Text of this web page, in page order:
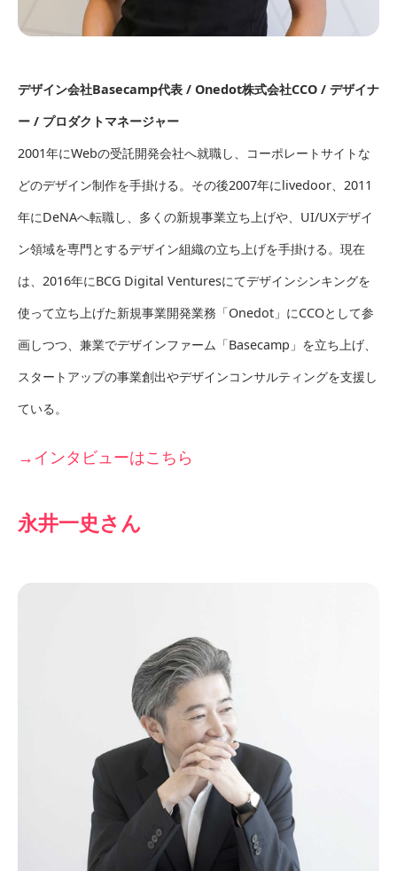
デザイン会社Basecamp代表 / Onedot株式会社CCO / デザイナ
ー / プロダクトマネージャー
2001年にWebの受託開発会社へ就職し、コーポレートサイトな
どのデザイン制作を手掛ける。その後2007年にlivedoor、2011
年にDeNAへ転職し、多くの新規事業立ち上げや、UI/UXデザイ
ン領域を専門とするデザイン組織の立ち上げを手掛ける。現在
は、2016年にBCG Digital Venturesにてデザインシンキングを
使って立ち上げた新規事業開発業務「Onedot」にCCOとして参
画しつつ、兼業でデザインファーム「Basecamp」を立ち上げ、
スタートアップの事業創出やデザインコンサルティングを支援し
ている。
→インタビューはこちら
永井一史さん